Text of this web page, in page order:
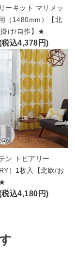
ーキット マリメッ
（1480mm）【北
け/自作】★
込4,378円)
ン トピアリー
）1枚入【北欧/お
込4,180円)